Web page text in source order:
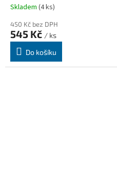
Skladem (4 ks)
450 Kč bez DPH
545 Kč / ks
Do košíku